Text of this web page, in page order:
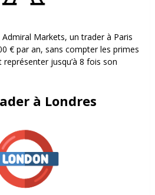
Markets, un trader à Paris
€ par an, sans compter les primes
jusqu’à 8 fois son
à Londres